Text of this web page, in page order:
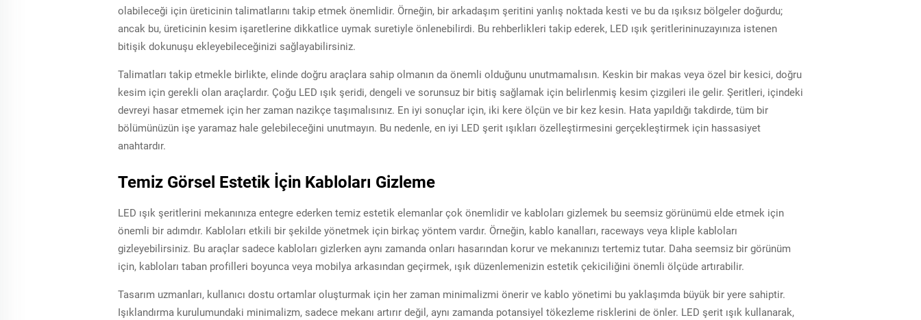
olabileceği için üreticinin talimatlarını takip etmek önemlidir. Örneğin, bir arkadaşım şeritini yanlış noktada kesti ve bu da ışıksız bölgeler doğurdu;
ancak bu, üreticinin kesim işaretlerine dikkatlice uymak suretiyle önlenebilirdi. Bu rehberlikleri takip ederek, LED ışık şeritlerininuzayınıza istenen
bitişik dokunuşu ekleyebileceğinizi sağlayabilirsiniz.
Talimatları takip etmekle birlikte, elinde doğru araçlara sahip olmanın da önemli olduğunu unutmamalısın. Keskin bir makas veya özel bir kesici, doğru
kesim için gerekli olan araçlardır. Çoğu LED ışık şeridi, dengeli ve sorunsuz bir bitiş sağlamak için belirlenmiş kesim çizgileri ile gelir. Şeritleri, içindeki
devreyi hasar etmemek için her zaman nazikçe taşımalısınız. En iyi sonuçlar için, iki kere ölçün ve bir kez kesin. Hata yapıldığı takdirde, tüm bir
bölümünüzün işe yaramaz hale gelebileceğini unutmayın. Bu nedenle, en iyi LED şerit ışıkları özelleştirmesini gerçekleştirmek için hassasiyet
anahtardır.
Temiz Görsel Estetik İçin Kabloları Gizleme
LED ışık şeritlerini mekanınıza entegre ederken temiz estetik elemanlar çok önemlidir ve kabloları gizlemek bu seemsiz görünümü elde etmek için
önemli bir adımdır. Kabloları etkili bir şekilde yönetmek için birkaç yöntem vardır. Örneğin, kablo kanalları, raceways veya kliple kabloları
gizleyebilirsiniz. Bu araçlar sadece kabloları gizlerken aynı zamanda onları hasarından korur ve mekanınızı tertemiz tutar. Daha seemsiz bir görünüm
için, kabloları taban profilleri boyunca veya mobilya arkasından geçirmek, ışık düzenlemenizin estetik çekiciliğini önemli ölçüde artırabilir.
Tasarım uzmanları, kullanıcı dostu ortamlar oluşturmak için her zaman minimalizmi önerir ve kablo yönetimi bu yaklaşımda büyük bir yere sahiptir.
Işıklandırma kurulumundaki minimalizm, sadece mekanı artırır değil, aynı zamanda potansiyel tökezleme risklerini de önler. LED şerit ışık kullanarak,